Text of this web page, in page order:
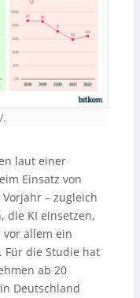
laut einer
Einsatz von
– zugleich
die KI einsetzen,
vor allem ein
Für die Studie hat
ab 20
Deutschland